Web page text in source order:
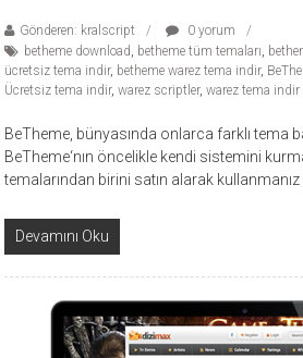
Gönderen: kralscript
0 yorum
betheme download, betheme tüm temaları,
ücretsiz tema indir, betheme warez tema indir,
Ücretsiz tema indir,warez scriptler,warez tema indir
BeTheme, bünyasında onlarca farklı tema
BeTheme‘nın öncelikle kendi sistemini
temalarından birini satın alarak
Devamını Oku